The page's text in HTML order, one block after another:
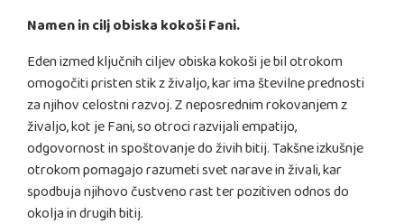
Namen in cilj obiska kokoši Fani.
Eden izmed ključnih ciljev obiska kokoši je bil otrokom
omogočiti pristen stik z živaljo, kar ima številne prednosti
za njihov celostni razvoj. Z neposrednim rokovanjem z
živaljo, kot je Fani, so otroci razvijali empatijo,
odgovornost in spoštovanje do živih bitij. Takšne izkušnje
otrokom pomagajo razumeti svet narave in živali, kar
spodbuja njihovo čustveno rast ter pozitiven odnos do
okolja in drugih bitij.